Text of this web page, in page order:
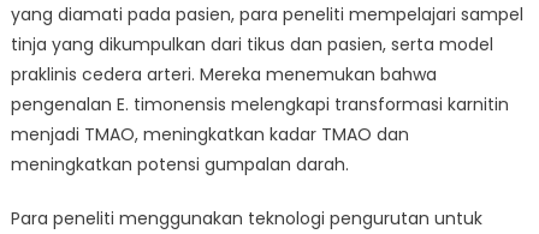
yang diamati pada pasien, para peneliti mempelajari sampel
tinja yang dikumpulkan dari tikus dan pasien, serta model
praklinis cedera arteri. Mereka menemukan bahwa
pengenalan E. timonensis melengkapi transformasi karnitin
menjadi TMAO, meningkatkan kadar TMAO dan
meningkatkan potensi gumpalan darah.
Para peneliti menggunakan teknologi pengurutan untuk